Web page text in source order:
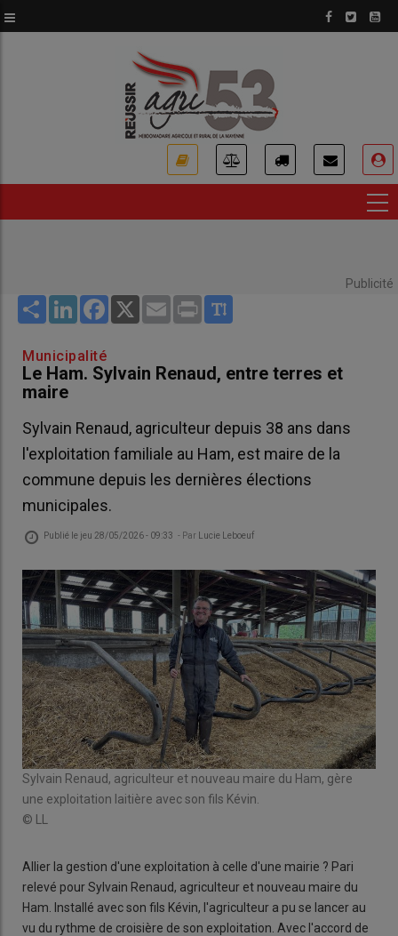
au
Publicité
Share LinkedInFacebook
X Email Print
Municipalité
Le Ham. Sylvain Renaud, entre terres et
maire
Sylvain Renaud, agriculteur depuis 38 ans dans
l'exploitation familiale au Ham, est maire de la
commune depuis les dernières élections
municipales.
Publié le jeu 28/05/2026 - 09:33 - Par Lucie Leboeuf
Sylvain Renaud, agriculteur et nouveau maire du Ham, gère
une exploitation laitière avec son fils Kévin.
© LL
Allier la gestion d'une exploitation à celle d'une mairie ? Pari
relevé pour Sylvain Renaud, agriculteur et nouveau maire du
Ham. Installé avec son fils Kévin, l'agriculteur a pu se lancer au
vu du rythme de croisière de son exploitation. Avec l'accord de